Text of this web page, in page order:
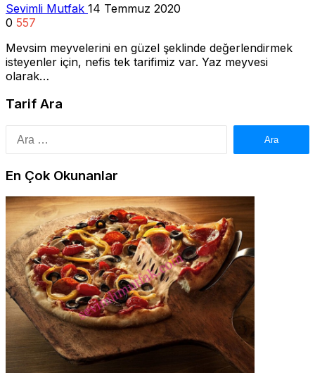
Sevimli Mutfak 14 Temmuz 2020
0 557
Mevsim meyvelerini en güzel şeklinde değerlendirmek
isteyenler için, nefis tek tarifimiz var. Yaz meyvesi
olarak…
Tarif Ara
En Çok Okunanlar